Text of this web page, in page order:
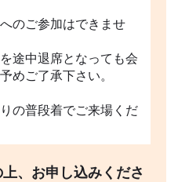
のご参加はできませ
途中退席となっても会
めご了承下さい。
の普段着でご来場くだ
、お申し込みくださ